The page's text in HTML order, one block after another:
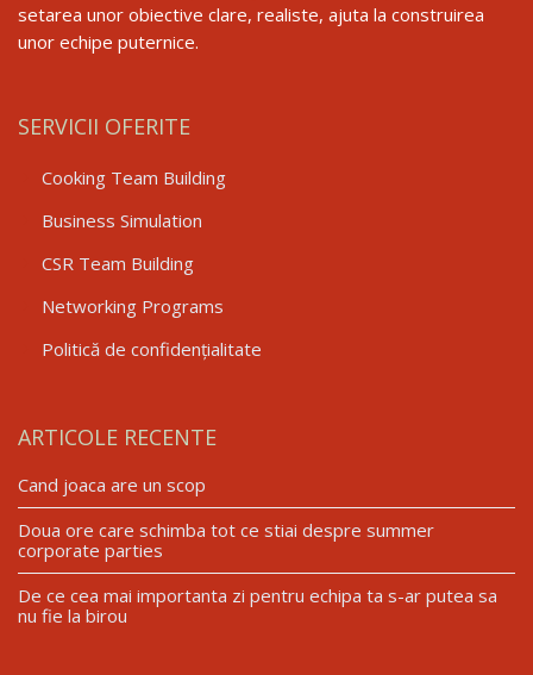
setarea unor obiective clare, realiste, ajuta la construirea
unor echipe puternice.
SERVICII OFERITE
Cooking Team Building
Business Simulation
CSR Team Building
Networking Programs
Politică de confidențialitate
ARTICOLE RECENTE
Cand joaca are un scop
Doua ore care schimba tot ce stiai despre summer
corporate parties
De ce cea mai importanta zi pentru echipa ta s-ar putea sa
nu fie la birou